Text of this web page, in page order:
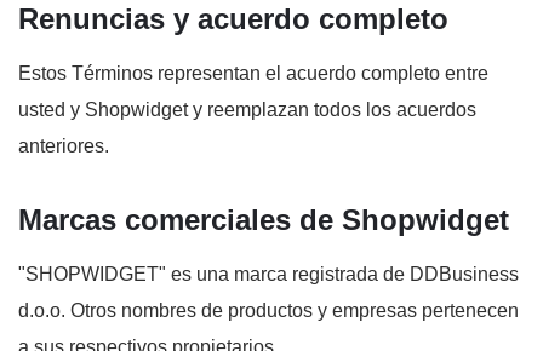
Renuncias y acuerdo completo
Estos Términos representan el acuerdo completo entre
usted y Shopwidget y reemplazan todos los acuerdos
anteriores.
Marcas comerciales de Shopwidget
"SHOPWIDGET" es una marca registrada de DDBusiness
d.o.o. Otros nombres de productos y empresas pertenecen
a sus respectivos propietarios.